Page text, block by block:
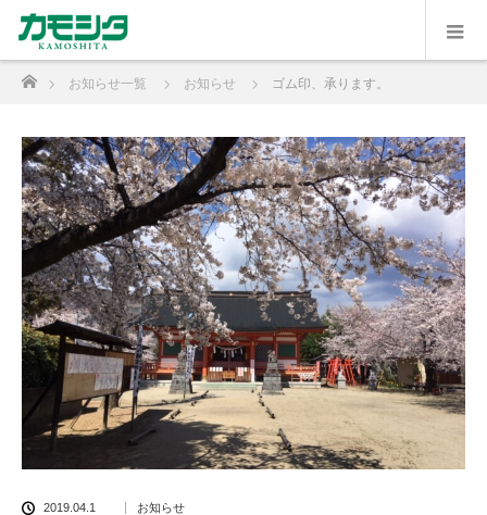
ホーム
お知らせ一覧 お知らせ ゴム印、承ります。
2019.04.1 お知らせ